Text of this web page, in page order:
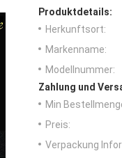
Produktdetails:
Herkunftsort:
Markenname:
Modellnummer:
Zahlung und
Min
Preis:
Verpackung